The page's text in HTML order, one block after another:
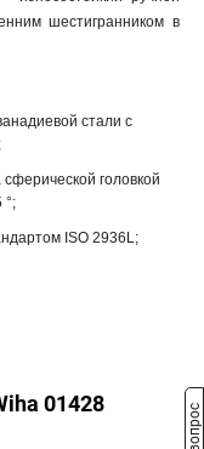
шестигранником в
стали с
головкой
°;
ISO 2936L;
01428